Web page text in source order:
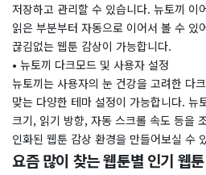
저장하고 관리할 수 있습니다. 뉴토끼 이
읽은 부분부터 자동으로 이어서 볼 수 있
끊김없는 웹툰 감상이 가능합니다.
• 뉴토끼 다크모드 및 사용자 설정
뉴토끼는 사용자의 눈 건강을 고려한 다
맞는 다양한 테마 설정이 가능합니다. 뉴
크기, 읽기 방향, 자동 스크롤 속도 등을
인화된 웹툰 감상 환경을 만들어보실 수
요즘 많이 찾는 웹툰별 인기 웹